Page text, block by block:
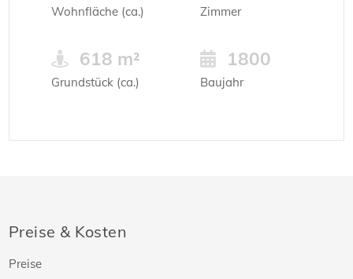
Wohnfläche (ca.) Zimmer
618 m²
Grundstück (ca.)
1800
Baujahr
Preise & Kosten
Preise